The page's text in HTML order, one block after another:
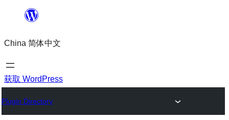
内
容
China 简体中文
获取 WordPress
Plugin Directory